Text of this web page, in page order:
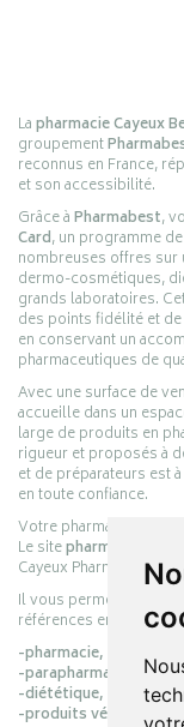
Lapharmacie Cayeux
groupement
reconnus en France,
et son accessibilité.
Grâce àPharmabest,
Card, un programme
nombreuses offres
dermo-cosmétiques,
grands laboratoires.
des points fidélité et
en conservant un
pharmaceutiques de
Avec une surface de
accueille dans un
large de produits en
rigueur et proposés à
et de préparateurs est
en toute confiance.
Votre pharmacie en
Le sitepharmacie-
Cayeux Pharmabest
Il vous permet de
références en :
-pharmacie,
-parapharmacie,
-diététique,
-produits vétérinaires.